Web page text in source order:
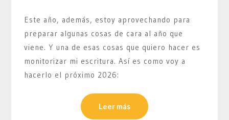
Este año, además, estoy aprovechando para
preparar algunas cosas de cara al año que
viene. Y una de esas cosas que quiero hacer es
monitorizar mi escritura. Así es como voy a
hacerlo el próximo 2026:
Leer más